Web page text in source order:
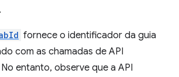
fornece o identificador da guia
com as chamadas de API
No entanto, observe que a API